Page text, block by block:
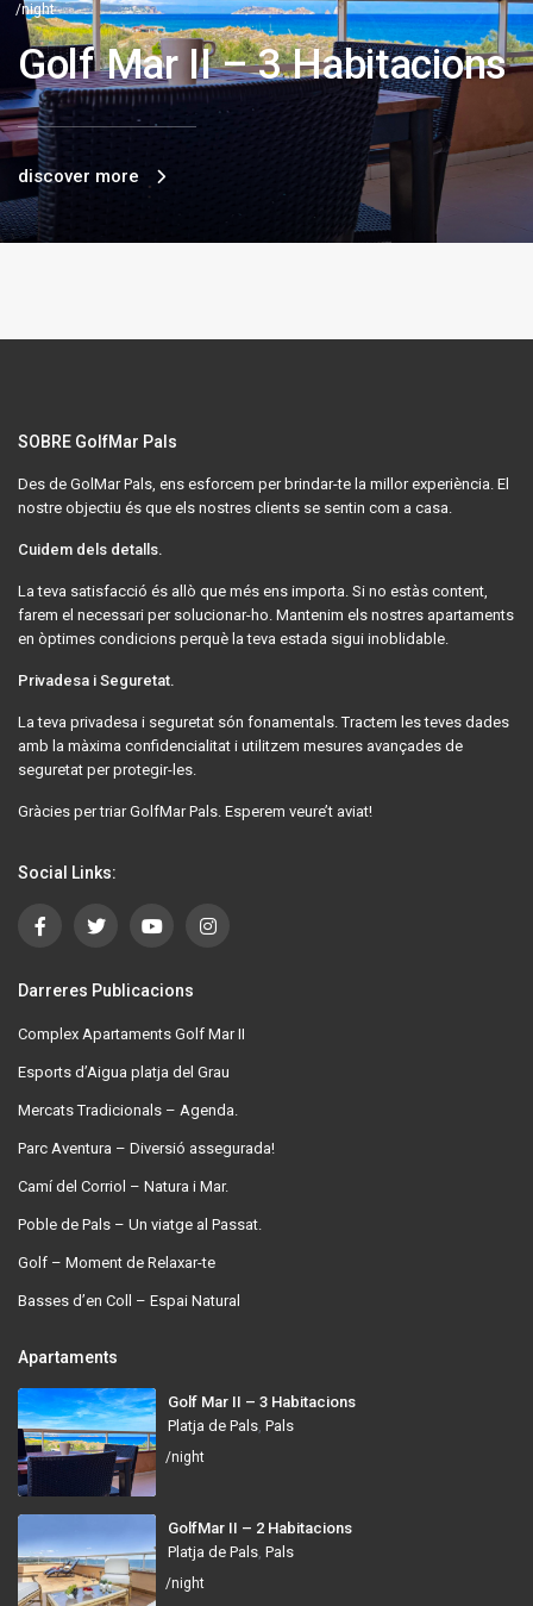
/night
Golf Mar II – 3 Habitacions
discover more
SOBRE GolfMar Pals
Des de GolMar Pals, ens esforcem per brindar-te la millor experiència. El
nostre objectiu és que els nostres clients se sentin com a casa.
Cuidem dels detalls.
La teva satisfacció és allò que més ens importa. Si no estàs content,
farem el necessari per solucionar-ho. Mantenim els nostres apartaments
en òptimes condicions perquè la teva estada sigui inoblidable.
Privadesa i Seguretat.
La teva privadesa i seguretat són fonamentals. Tractem les teves dades
amb la màxima confidencialitat i utilitzem mesures avançades de
seguretat per protegir-les.
Gràcies per triar GolfMar Pals. Esperem veure’t aviat!
Social Links:
Darreres Publicacions
Complex Apartaments Golf Mar II
Esports d’Aigua platja del Grau
Mercats Tradicionals – Agenda.
Parc Aventura – Diversió assegurada!
Camí del Corriol – Natura i Mar.
Poble de Pals – Un viatge al Passat.
Golf – Moment de Relaxar-te
Basses d’en Coll – Espai Natural
Apartaments
Golf Mar II – 3 Habitacions
Platja de Pals, Pals
/night
GolfMar II – 2 Habitacions
Platja de Pals, Pals
/night